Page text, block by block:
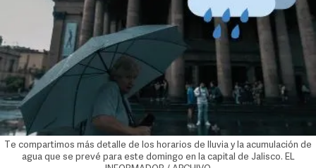
Te compartimos más detalle de los horarios de lluvia y la acumulación de
agua que se prevé para este domingo en la capital de Jalisco. EL